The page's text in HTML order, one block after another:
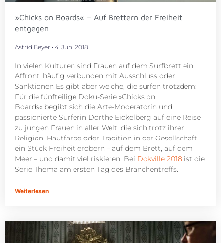
»Chicks on Boards« – Auf Brettern der Freiheit
entgegen
Astrid Beyer 4. Juni 2018
In vielen Kulturen sind Frauen auf dem Surfbrett ein
Affront, häufig verbunden mit Ausschluss oder
Sanktionen Es gibt aber welche, die surfen trotzdem:
Für die fünfteilige Doku-Serie »Chicks on
Boards« begibt sich die Arte-Moderatorin und
passionierte Surferin Dörthe Eickelberg auf eine Reise
zu jungen Frauen in aller Welt, die sich trotz ihrer
Religion, Hautfarbe oder Tradition in der Gesellschaft
ein Stück Freiheit erobern – auf dem Brett, auf dem
Meer – und damit viel riskieren. Bei Dokville 2018 ist die
Serie Thema am ersten Tag des Branchentreffs.
Weiterlesen